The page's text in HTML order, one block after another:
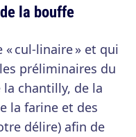
la bouffe
cul-linaire » et qui
préliminaires du
chantilly, de la
la farine et des
délire) afin de